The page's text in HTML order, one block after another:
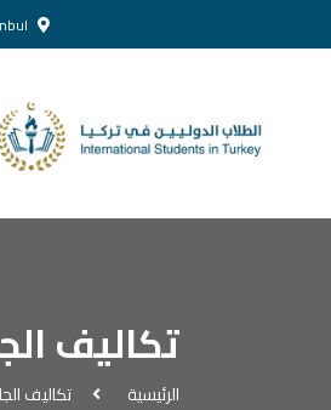
تكاليف
الرئيسية تكاليف